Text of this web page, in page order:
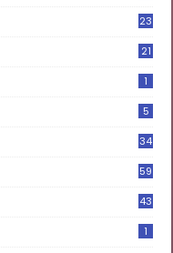
23
21
1
5
34
59
43
1